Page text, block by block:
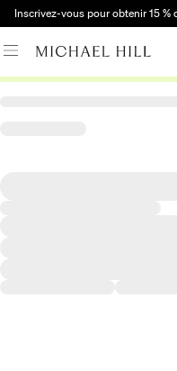
Inscrivez-vous pour obtenir 15 %